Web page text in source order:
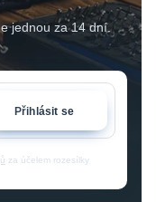
jednou za 14 dní.
Přihlásit se
za účelem rozesílky